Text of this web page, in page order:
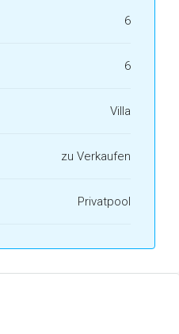
6
6
Villa
zu Verkaufen
Privatpool